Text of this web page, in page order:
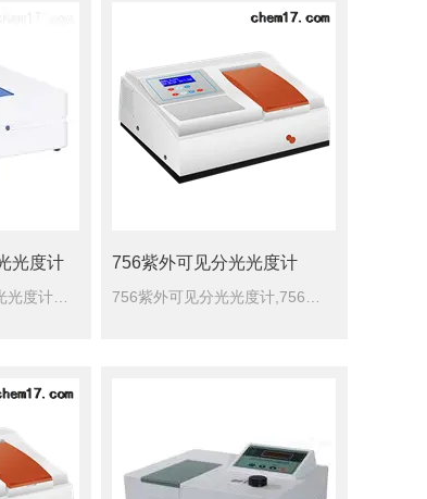
准曲线建立等。
光度计 756紫外可见分光光度计